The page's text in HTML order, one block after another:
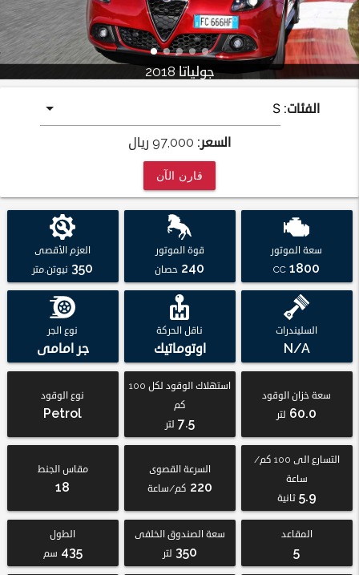
جولياتا 2018
الفئات:
السعر: 97,000 ريال
قارن الآن
سعة الموتور
1800
CC
قوة الموتور
240 حصان
العزم الأقصى
350 نيوتن.متر
السليندرات
N/A
ناقل الحركة
اوتوماتيك
نوع الجر
جر امامى
سعة خزان الوقود
60.0 لتر
استهلاك الوقود لكل 100
كم
7.5 لتر
نوع الوقود
Petrol
التسارع الى 100 كم/
ساعة
5.9 ثانية
السرعة القصوى
220 كم/ساعة
مقاس الجنط
18
المقاعد
5
سعة الصندوق الخلفى
350 لتر
الطول
435 سم